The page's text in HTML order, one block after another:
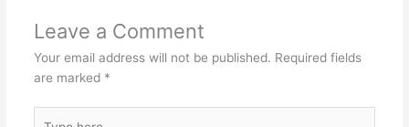
Leave a Comment
Your email address will not be published. Required fields
are marked *